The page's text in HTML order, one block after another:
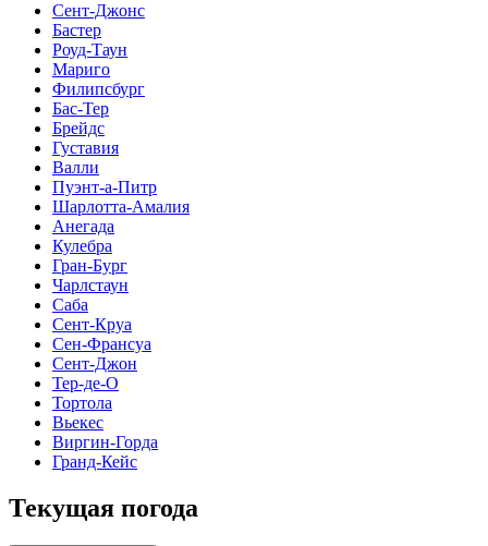
Сент-Джонс
Бастер
Роуд-Таун
Мариго
Филипсбург
Бас-Тер
Брейдс
Густавия
Валли
Пуэнт-а-Питр
Шарлотта-Амалия
Анегада
Кулебра
Гран-Бург
Чарлстаун
Саба
Сент-Круа
Сен-Франсуа
Сент-Джон
Тер-де-О
Тортола
Вьекес
Виргин-Горда
Гранд-Кейс
Текущая погода